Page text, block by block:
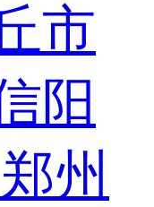
市
阳
郑州